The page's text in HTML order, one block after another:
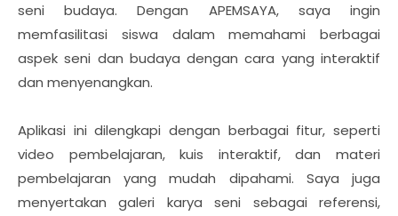
seni budaya. Dengan APEMSAYA, saya ingin
memfasilitasi siswa dalam memahami berbagai
aspek seni dan budaya dengan cara yang interaktif
dan menyenangkan.
Aplikasi ini dilengkapi dengan berbagai fitur, seperti
video pembelajaran, kuis interaktif, dan materi
pembelajaran yang mudah dipahami. Saya juga
menyertakan galeri karya seni sebagai referensi,